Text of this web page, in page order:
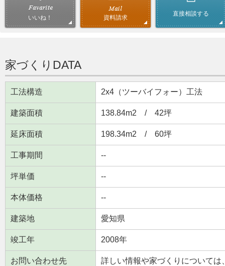
いいね！ 資料請求
直接相談する
家づくりDATA
工法構造 2x4（ツーバイフォー）工法
建築面積 138.84m2 / 42坪
延床面積 198.34m2 / 60坪
工事期間 --
坪単価 --
本体価格 --
建築地 愛知県
竣工年 2008年
お問い合わせ先
詳しい情報や家づくりについて